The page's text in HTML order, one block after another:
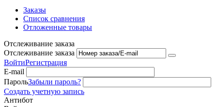
Заказы
Список сравнения
Отложенные товары
Отслеживание заказа
Отслеживание заказа
ВойтиРегистрация
E-mail
ПарольЗабыли пароль?
Создать учетную запись
Антибот